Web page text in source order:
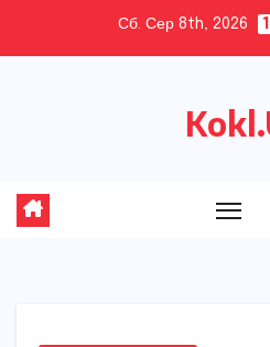
Сб. Сер 8th, 2026